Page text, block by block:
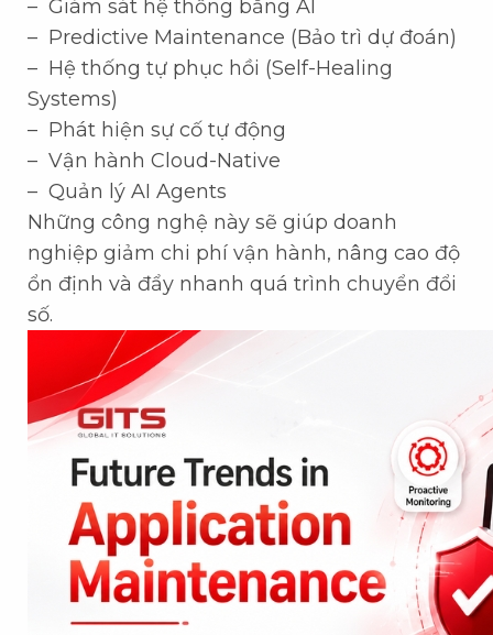
– Giám sát hệ thống bằng AI
– Predictive Maintenance (Bảo trì dự đoán)
– Hệ thống tự phục hồi (Self-Healing
Systems)
– Phát hiện sự cố tự động
– Vận hành Cloud-Native
– Quản lý AI Agents
Những công nghệ này sẽ giúp doanh
nghiệp giảm chi phí vận hành, nâng cao độ
ổn định và đẩy nhanh quá trình chuyển đổi
số.